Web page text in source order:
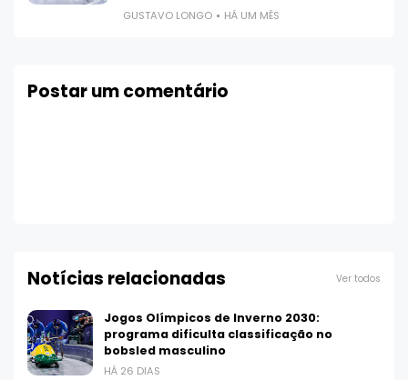
GUSTAVO LONGO HÁ UM MÊS
Postar um comentário
Notícias relacionadas Ver todos
Jogos Olímpicos de Inverno 2030:
programa dificulta classificação no
bobsled masculino
HÁ 26 DIAS